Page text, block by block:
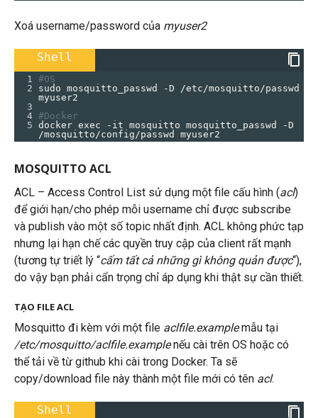
Xoá username/password của myuser2
Shell
1 #OS
2
sudo mosquitto_passwd -D /etc/mosquitto/passwd
myuser2
3
4 #Docker
5 docker exec -it mosquitto mosquitto_passwd -D
/mosquitto/config/passwd myuser2
MOSQUITTO ACL
ACL – Access Control List sử dụng một file cấu hình (acl)
để giới hạn/cho phép mỗi username chỉ được subscribe
và publish vào một số topic nhất định. ACL không phức tạp
nhưng lại hạn chế các quyền truy cập của client rất mạnh
(tương tự triết lý “cấm tất cả những gì không quản được“),
do vậy bạn phải cẩn trọng chỉ áp dụng khi thật sự cần thiết.
TẠO FILE ACL
Mosquitto đi kèm với một file aclfile.examplemẫu tại
/etc/mosquitto/aclfile.examplenếu cài trên OS hoặc có
thể tải về từ github khi cài trong Docker. Ta sẽ
copy/download file này thành một file mới có tên acl.
Shell